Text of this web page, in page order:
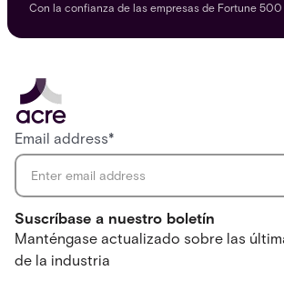
Con la confianza de las empresas de Fortune 500
Suscríbase a nuestro boletín
Manténgase actualizado sobre las
de la industria
Email address*